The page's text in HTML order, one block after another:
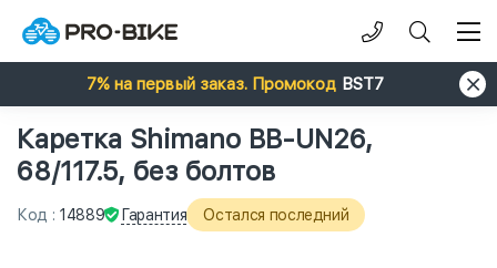
7% на первый заказ. Промокод BST7
Каретка Shimano BB-UN26,
68/117.5, без болтов
Код : 14889 Гарантия Остался последний